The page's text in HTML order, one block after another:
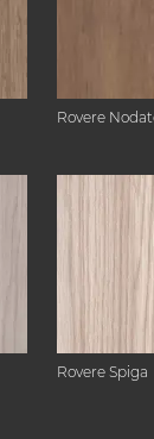
Rovere
Rovere Spiga